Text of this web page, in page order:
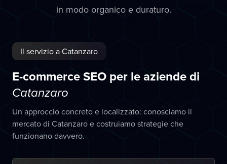
in modo organico e duraturo.
Il servizio a Catanzaro
E-commerce SEO per le aziende di
Catanzaro
Un approccio concreto e localizzato: conosciamo il
mercato di Catanzaro e costruiamo strategie che
funzionano davvero.